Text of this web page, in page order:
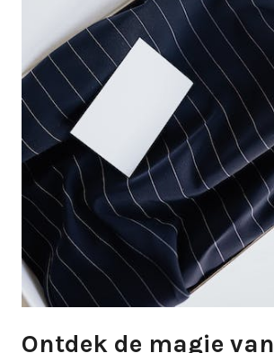
Ontdek de magie van